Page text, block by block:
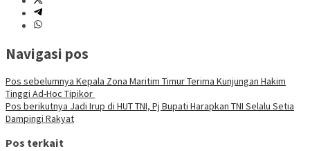
Navigasi pos
Pos sebelumnya Kepala Zona Maritim Timur Terima Kunjungan Hakim
Tinggi Ad-Hoc Tipikor
Pos berikutnya Jadi Irup di HUT TNI, Pj Bupati Harapkan TNI Selalu Setia
Dampingi Rakyat
Pos terkait